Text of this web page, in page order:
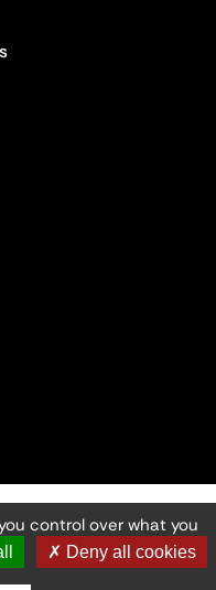
©2026
control over what you
✗ Deny all cookies